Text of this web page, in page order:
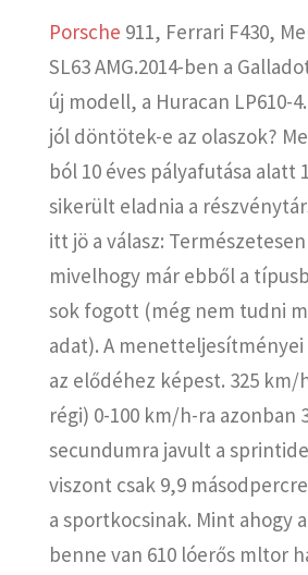
Porsche 911, Ferrari F430,
SL63 AMG.2014-ben a
új modell, a Huracan LP610-
jól döntötek-e az olaszok?
ból 10 éves pályafutása alatt
sikerült eladnia a
itt jö a válasz:
mivelhogy már ebből a
sok fogott (még nem tudni
adat). A
az elődéhez képest. 325 km/
régi) 0-100 km/h-ra azonban
secundumra javult a
viszont csak 9,9
a sportkocsinak. Mint ahogy
benne van 610 lóerős mltor